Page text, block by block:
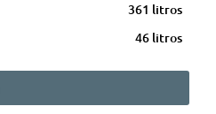
361 litros
46 litros